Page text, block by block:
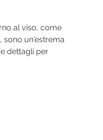
al viso, come
sono un'estrema
dettagli per